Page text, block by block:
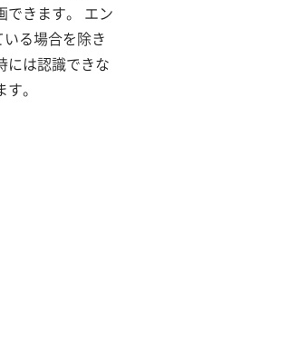
できます。 エン
る場合を除き
には認識できな
。